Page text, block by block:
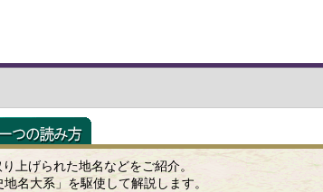
上げられた地名などをご紹介。
名大系」を駆使して解説します。